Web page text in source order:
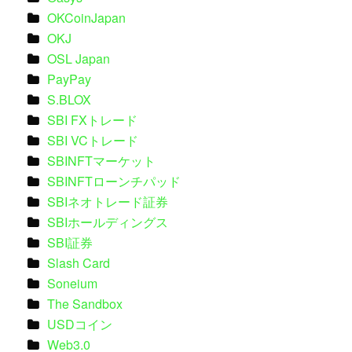
OKCoinJapan
OKJ
OSL Japan
PayPay
S.BLOX
SBI FXトレード
SBI VCトレード
SBINFTマーケット
SBINFTローンチパッド
SBIネオトレード証券
SBIホールディングス
SBI証券
Slash Card
Soneium
The Sandbox
USDコイン
Web3.0